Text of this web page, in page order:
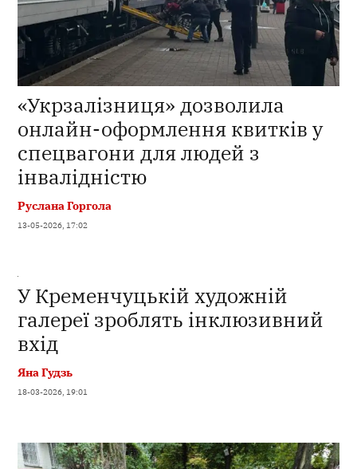
«Укрзалізниця» дозволила
онлайн-оформлення квитків у
спецвагони для людей з
інвалідністю
Руслана Горгола
13-05-2026, 17:02
У Кременчуцькій художній
галереї зроблять інклюзивний
вхід
Яна Гудзь
18-03-2026, 19:01